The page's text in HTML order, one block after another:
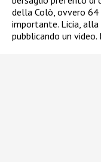
della Colò, ovvero 64
importante. Licia, alla
pubblicando un